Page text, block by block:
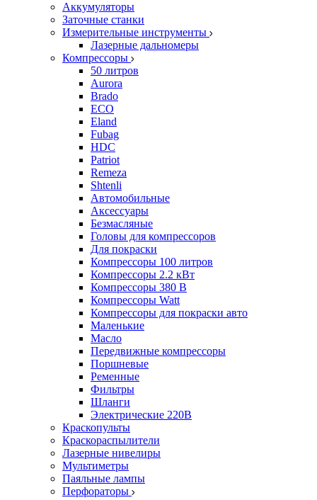
Аккумуляторы
Заточные станки
Измерительные инструменты
Лазерные дальномеры
Компрессоры
50 литров
Aurora
Brado
ECO
Eland
Fubag
HDC
Patriot
Remeza
Shtenli
Автомобильные
Аксессуары
Безмасляные
Головы для компрессоров
Для покраски
Компрессоры 100 литров
Компрессоры 2.2 кВт
Компрессоры 380 В
Компрессоры Watt
Компрессоры для покраски авто
Маленькие
Масло
Передвижные компрессоры
Поршневые
Ременные
Фильтры
Шланги
Электрические 220В
Краскопульты
Краскораспылители
Лазерные нивелиры
Мультиметры
Паяльные лампы
Перфораторы